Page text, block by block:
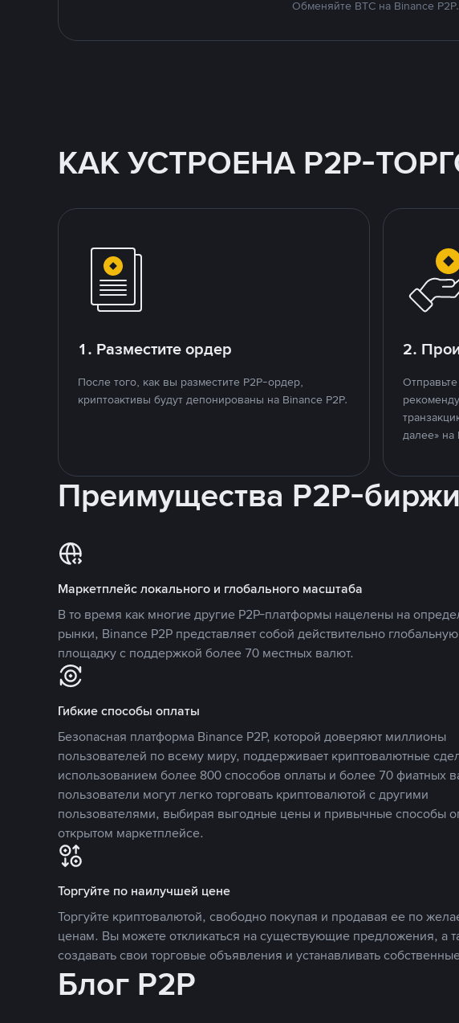
Обменяйте BTC на Binance
КАК УСТРОЕНА P2P-
1. Разместите ордер
После того, как вы разместите P2P-ордер,
криптоактивы будут депонированы на Binance P2P.
2.
далее» на
Преимущества P2P-биржи
Маркетплейс локального и глобального масштаба
В то время как многие другие P2P-платформы нацелены на
рынки, Binance P2P представляет собой действительно
площадку с поддержкой более 70 местных валют.
Гибкие способы оплаты
Безопасная платформа Binance P2P, которой доверяют миллионы
пользователей по всему миру, поддерживает криптовалютные
использованием более 800 способов оплаты и более 70 фиатных
пользователи могут легко торговать криптовалютой с другими
пользователями, выбирая выгодные цены и привычные способы
открытом маркетплейсе.
Торгуйте по наилучшей цене
Торгуйте криптовалютой, свободно покупая и продавая ее по
ценам. Вы можете откликаться на существующие предложения, а
создавать свои торговые объявления и устанавливать
Блог P2P